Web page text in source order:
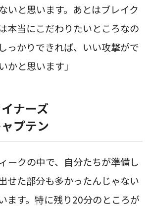
いと思います。あとはブレイク
本当にこだわりたいところなの
っかりできれば、いい攻撃がで
かと思います」
ナーズ
プテン
ークの中で、自分たちが準備し
せた部分も多かったんじゃない
ます。特に残り20分のところが